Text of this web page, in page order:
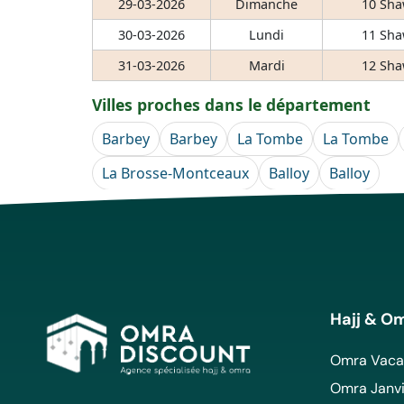
29-03-2026 Dimanche
10
30-03-2026
Lundi
11
31-03-2026
Mardi 12
Villes proches dans le département
Barbey Barbey La Tombe
La Tombe
La Brosse-Montceaux
Balloy Balloy
Hajj &
Omra
Omra